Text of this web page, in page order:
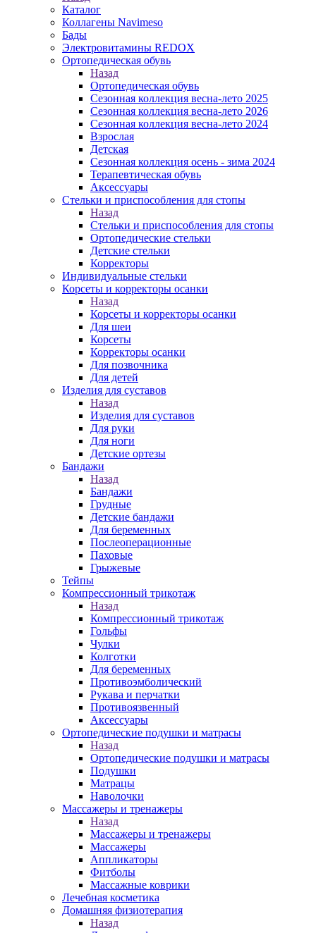
Каталог
Коллагены Navimeso
Бады
Электровитамины REDOX
Ортопедическая обувь
Назад
Ортопедическая обувь
Сезонная коллекция весна-лето 2025
Сезонная коллекция весна-лето 2026
Сезонная коллекция весна-лето 2024
Взрослая
Детская
Сезонная коллекция осень - зима 2024
Терапевтическая обувь
Аксессуары
Стельки и приспособления для стопы
Назад
Стельки и приспособления для стопы
Ортопедические стельки
Детские стельки
Корректоры
Индивидуальные стельки
Корсеты и корректоры осанки
Назад
Корсеты и корректоры осанки
Для шеи
Корсеты
Корректоры осанки
Для позвочника
Для детей
Изделия для суставов
Назад
Изделия для суставов
Для руки
Для ноги
Детские ортезы
Бандажи
Назад
Бандажи
Грудные
Детские бандажи
Для беременных
Послеоперационные
Паховые
Грыжевые
Тейпы
Компрессионный трикотаж
Назад
Компрессионный трикотаж
Гольфы
Чулки
Колготки
Для беременных
Противоэмболический
Рукава и перчатки
Противоязвенный
Аксессуары
Ортопедические подушки и матрасы
Назад
Ортопедические подушки и матрасы
Подушки
Матрацы
Наволочки
Массажеры и тренажеры
Назад
Массажеры и тренажеры
Массажеры
Аппликаторы
Фитболы
Массажные коврики
Лечебная косметика
Домашняя физиотерапия
Назад